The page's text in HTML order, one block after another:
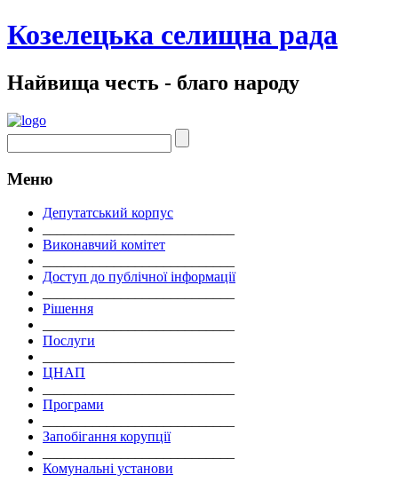
Козелецька селищна рада
Найвища честь - благо народу
Меню
Депутатський корпус
Виконавчий комітет
Доступ до публічної інформації
Рішення
Послуги
ЦНАП
Програми
Запобігання корупції
Комунальні установи